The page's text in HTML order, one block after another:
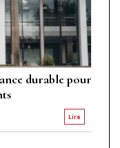
durable pour
Lire